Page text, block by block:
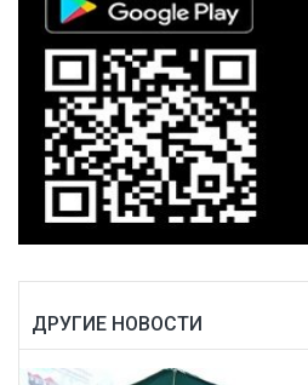
ДРУГИЕ НОВОСТИ